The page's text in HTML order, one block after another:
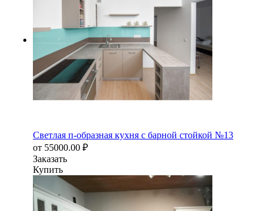
Светлая п-образная кухня с барной стойкой №13
от 55000.00 ₽
Заказать
Купить